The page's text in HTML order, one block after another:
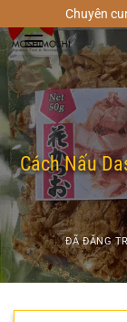
đến
nội
dung
Chuyên
Cách Nấu
ĐÃ ĐĂNG